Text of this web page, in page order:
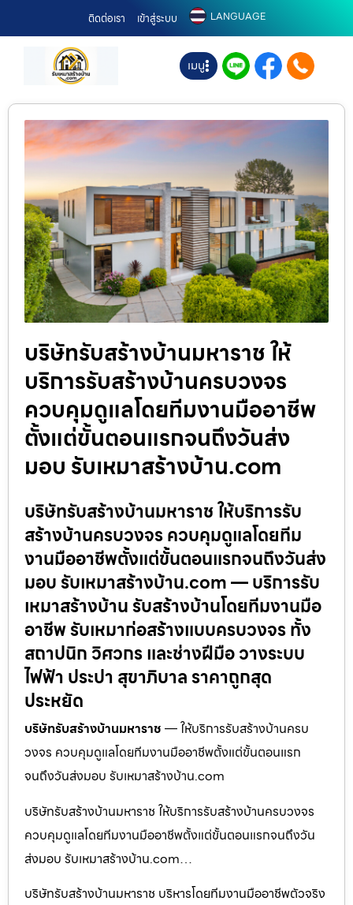
ติดต่อเรา เข้าสู่ระบบ LANGUAGE
เมนู
บริษัทรับสร้างบ้านมหาราช ให้
บริการรับสร้างบ้านครบวงจร
ควบคุมดูแลโดยทีมงานมืออาชีพ
ตั้งแต่ขั้นตอนแรกจนถึงวันส่ง
มอบ รับเหมาสร้างบ้าน.com
บริษัทรับสร้างบ้านมหาราช ให้บริการรับ
สร้างบ้านครบวงจร ควบคุมดูแลโดยทีม
งานมืออาชีพตั้งแต่ขั้นตอนแรกจนถึงวันส่ง
มอบ รับเหมาสร้างบ้าน.com — บริการรับ
เหมาสร้างบ้าน รับสร้างบ้านโดยทีมงานมือ
อาชีพ รับเหมาก่อสร้างแบบครบวงจร ทั้ง
สถาปนิก วิศวกร และช่างฝีมือ วางระบบ
ไฟฟ้า ประปา สุขาภิบาล ราคาถูกสุด
ประหยัด
บริษัทรับสร้างบ้านมหาราช — ให้บริการรับสร้างบ้านครบ
วงจร ควบคุมดูแลโดยทีมงานมืออาชีพตั้งแต่ขั้นตอนแรก
จนถึงวันส่งมอบ รับเหมาสร้างบ้าน.com
บริษัทรับสร้างบ้านมหาราช ให้บริการรับสร้างบ้านครบวงจร
ควบคุมดูแลโดยทีมงานมืออาชีพตั้งแต่ขั้นตอนแรกจนถึงวัน
ส่งมอบ รับเหมาสร้างบ้าน.com…
บริษัทรับสร้างบ้านมหาราช บริหารโดยทีมงานมืออาชีพตัวจริง